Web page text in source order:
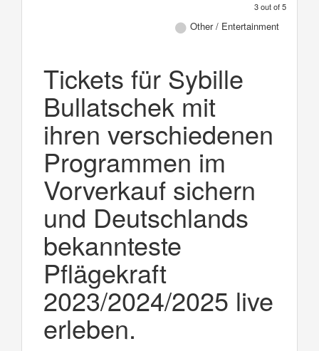
3out of5
Other / Entertainment
Tickets für Sybille
Bullatschek mit
ihren verschiedenen
Programmen im
Vorverkauf sichern
und Deutschlands
bekannteste
Pflägekraft
2023/2024/2025 live
erleben.